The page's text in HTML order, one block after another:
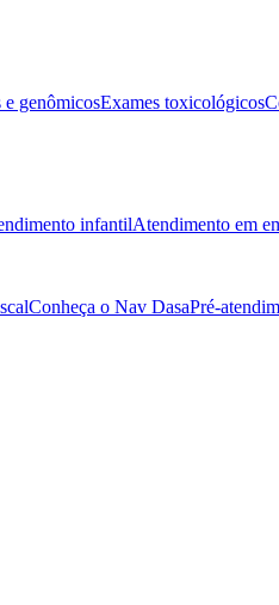
e genômicosExames toxicológicos
infantilAtendimento em
Conheça o Nav DasaPré-